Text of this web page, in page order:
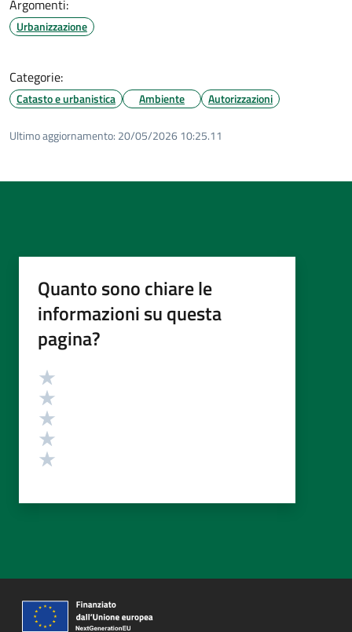
Argomenti:
Urbanizzazione
Categorie:
Catasto e urbanistica Ambiente Autorizzazioni
Ultimo aggiornamento: 20/05/2026 10:25.11
Quanto sono chiare le
informazioni su questa
pagina?
Valutazione